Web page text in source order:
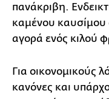
πανάκριβη.
καμένου καυσίμου
αγορά ενός κιλού
Για οικονομικούς
κανόνες και